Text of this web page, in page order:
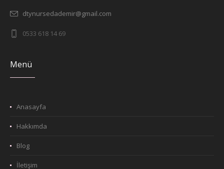
dtynursedademir@gmail.com
0533 618 14 69
Menü
Anasayfa
Hakkımda
Blog
İletişim